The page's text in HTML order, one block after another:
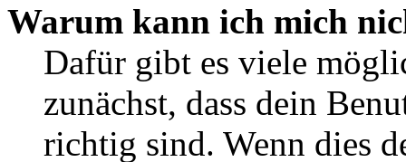
Warum kann ich mich
Dafür gibt es viele
zunächst, dass dein
richtig sind. Wenn dies